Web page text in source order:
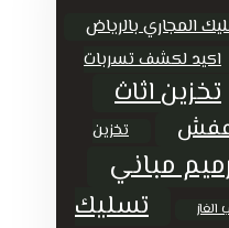
المجاري بالرياض
اكيد لكشف تسربات
تخزين اثاث
عفش
تخزين
مباني
تسليك